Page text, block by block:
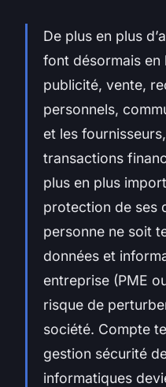
De plus en plus
font désormais en
publicité, vente,
personnels,
et les
transactions
plus en plus
protection de ses
personne ne soit
données et
entreprise (PME
risque de
société. Compte
gestion sécurité
informatiques